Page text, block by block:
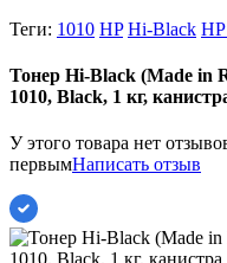
Теги: 1010 HP Hi-Black
Тонер Hi-Black (Made in
1010, Black, 1 кг,
У этого товара нет
первымНаписать отзыв